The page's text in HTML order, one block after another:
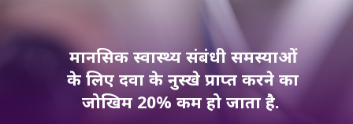
मानसिक स्वास्थ्य संबंधी समस्याओं
के लिए दवा के नुस्खे प्राप्त करने का
जोखिम 20% कम हो जाता है.